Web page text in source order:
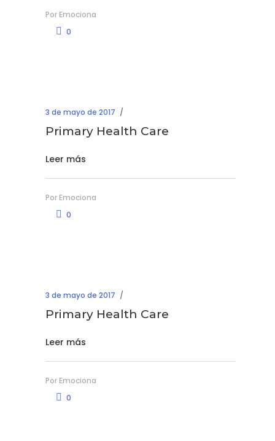
Por Emociona
0
3 de mayo de 2017
Primary Health Care
Leer más
Por Emociona
0
3 de mayo de 2017
Primary Health Care
Leer más
Por Emociona
0